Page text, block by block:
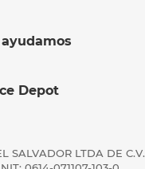
Depot
SALVADOR LTDA DE C.V.